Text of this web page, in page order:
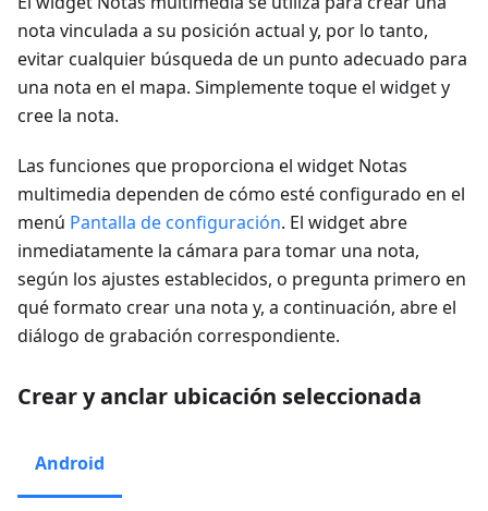
nota vinculada a su posición actual y, por lo tanto,
evitar cualquier búsqueda de un punto adecuado para
una nota en el mapa. Simplemente toque el widget y
cree la nota.
Las funciones que proporciona el widget Notas
multimedia dependen de cómo esté configurado en el
menú Pantalla de configuración. El widget abre
inmediatamente la cámara para tomar una nota,
según los ajustes establecidos, o pregunta primero en
qué formato crear una nota y, a continuación, abre el
diálogo de grabación correspondiente.
Crear y anclar ubicación seleccionada
Android